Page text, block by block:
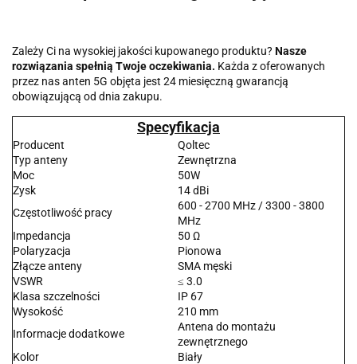
Zależy Ci na wysokiej jakości kupowanego produktu? Nasze
rozwiązania spełnią Twoje oczekiwania. Każda z oferowanych
przez nas anten 5G objęta jest 24 miesięczną gwarancją
obowiązującą od dnia zakupu.
Specyfikacja
Producent
Qoltec
Typ anteny
Zewnętrzna
Moc
50W
Zysk
14 dBi
Częstotliwość pracy
600 - 2700 MHz / 3300 - 3800
MHz
Impedancja
50 Ω
Polaryzacja
Pionowa
Złącze anteny
SMA męski
VSWR
≤ 3.0
Klasa szczelności
IP 67
Wysokość
210 mm
Informacje dodatkowe
Antena do montażu
zewnętrznego
Kolor
Biały